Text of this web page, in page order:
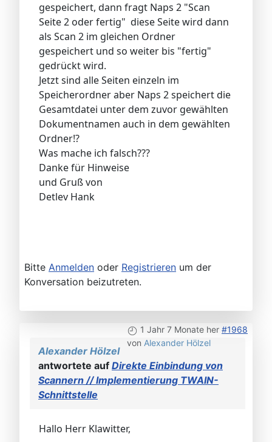
gespeichert, dann fragt Naps 2 "Scan
Seite 2 oder fertig" diese Seite wird dann
als Scan 2 im gleichen Ordner
gespeichert und so weiter bis "fertig"
gedrückt wird.
Jetzt sind alle Seiten einzeln im
Speicherordner aber Naps 2 speichert die
Gesamtdatei unter dem zuvor gewählten
Dokumentnamen auch in dem gewählten
Ordner!?
Was mache ich falsch???
Danke für Hinweise
und Gruß von
Detlev Hank
Bitte Anmelden oder Registrieren um der
Konversation beizutreten.
1 Jahr 7 Monate her #1968
von Alexander Hölzel
Alexander Hölzel
antwortete auf Direkte Einbindung von
Scannern // Implementierung TWAIN-
Schnittstelle
Hallo Herr Klawitter,